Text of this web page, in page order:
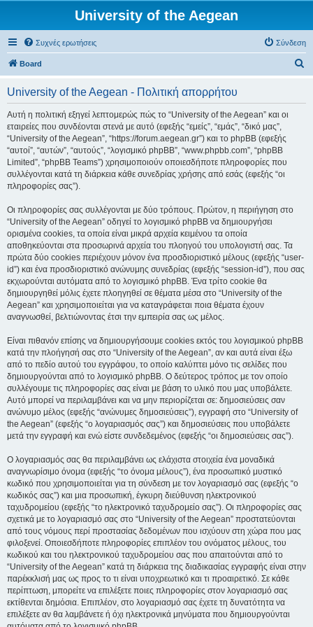
University of the Aegean
Συχνές ερωτήσεις Σύνδεση
Board
University of the Aegean - Πολιτική απορρήτου
Αυτή η πολιτική εξηγεί λεπτομερώς πώς το “University of the Aegean” και οι
εταιρείες που συνδέονται στενά με αυτό (εφεξής “εμείς”, “εμάς”, “δικό μας”,
“University of the Aegean”, “https://forum.aegean.gr”) και το phpBB (εφεξής
“αυτοί”, “αυτών”, “αυτούς”, “λογισμικό phpBB”, “www.phpbb.com”, “phpBB
Limited”, “phpBB Teams”) χρησιμοποιούν οποιεσδήποτε πληροφορίες που
συλλέγονται κατά τη διάρκεια κάθε συνεδρίας χρήσης από εσάς (εφεξής “οι
πληροφορίες σας”).
Οι πληροφορίες σας συλλέγονται με δύο τρόπους. Πρώτον, η περιήγηση στο
“University of the Aegean” οδηγεί το λογισμικό phpBB να δημιουργήσει
ορισμένα cookies, τα οποία είναι μικρά αρχεία κειμένου τα οποία
αποθηκεύονται στα προσωρινά αρχεία του πλοηγού του υπολογιστή σας. Τα
πρώτα δύο cookies περιέχουν μόνον ένα προσδιοριστικό μέλους (εφεξής “user-
id”) και ένα προσδιοριστικό ανώνυμης συνεδρίας (εφεξής “session-id”), που σας
εκχωρούνται αυτόματα από το λογισμικό phpBB. Ένα τρίτο cookie θα
δημιουργηθεί μόλις έχετε πλοηγηθεί σε θέματα μέσα στο “University of the
Aegean” και χρησιμοποιείται για να καταγράφεται ποια θέματα έχουν
αναγνωσθεί, βελτιώνοντας έτσι την εμπειρία σας ως μέλος.
Είναι πιθανόν επίσης να δημιουργήσουμε cookies εκτός του λογισμικού phpBB
κατά την πλοήγησή σας στο “University of the Aegean”, αν και αυτά είναι έξω
από το πεδίο αυτού του εγγράφου, το οποίο καλύπτει μόνο τις σελίδες που
δημιουργούνται από το λογισμικό phpBB. Ο δεύτερος τρόπος με τον οποίο
συλλέγουμε τις πληροφορίες σας είναι με βάση το υλικό που μας υποβάλετε.
Αυτό μπορεί να περιλαμβάνει και να μην περιορίζεται σε: δημοσιεύσεις σαν
ανώνυμο μέλος (εφεξής “ανώνυμες δημοσιεύσεις”), εγγραφή στο “University of
the Aegean” (εφεξής “ο λογαριασμός σας”) και δημοσιεύσεις που υποβάλετε
μετά την εγγραφή και ενώ είστε συνδεδεμένος (εφεξής “οι δημοσιεύσεις σας”).
Ο λογαριασμός σας θα περιλαμβάνει ως ελάχιστα στοιχεία ένα μοναδικά
αναγνωρίσιμο όνομα (εφεξής “το όνομα μέλους”), ένα προσωπικό μυστικό
κωδικό που χρησιμοποιείται για τη σύνδεση με τον λογαριασμό σας (εφεξής “ο
κωδικός σας”) και μια προσωπική, έγκυρη διεύθυνση ηλεκτρονικού
ταχυδρομείου (εφεξής “το ηλεκτρονικό ταχυδρομείο σας”). Οι πληροφορίες σας
σχετικά με το λογαριασμό σας στο “University of the Aegean” προστατεύονται
από τους νόμους περί προστασίας δεδομένων που ισχύουν στη χώρα που μας
φιλοξενεί. Οποιεσδήποτε πληροφορίες επιπλέον του ονόματος μέλους, του
κωδικού και του ηλεκτρονικού ταχυδρομείου σας που απαιτούνται από το
“University of the Aegean” κατά τη διάρκεια της διαδικασίας εγγραφής είναι στην
παρέκκλισή μας ως προς το τι είναι υποχρεωτικό και τι προαιρετικό. Σε κάθε
περίπτωση, μπορείτε να επιλέξετε ποιες πληροφορίες στον λογαριασμό σας
εκτίθενται δημόσια. Επιπλέον, στο λογαριασμό σας έχετε τη δυνατότητα να
επιλέξετε αν θα λαμβάνετε ή όχι ηλεκτρονικά μηνύματα που δημιουργούνται